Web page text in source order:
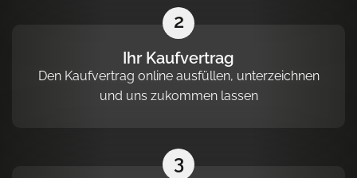
2
Ihr Kaufvertrag
Den Kaufvertrag online ausfüllen, unterzeichnen
und uns zukommen lassen
3